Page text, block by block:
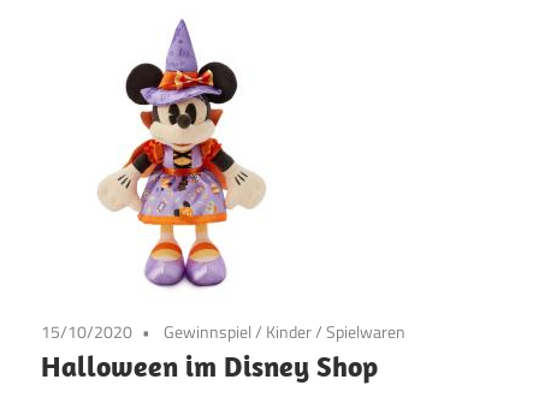
15/10/2020 Gewinnspiel/ Kinder / Spielwaren
Halloween im Disney Shop